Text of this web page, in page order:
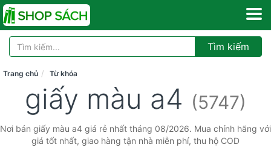
Tìm kiếm
Trang chủ Từ khóa
giấy màu a4 (5747)
Nơi bán giấy màu a4 giá rẻ nhất tháng 08/2026. Mua chính hãng với
giá tốt nhất, giao hàng tận nhà miễn phí, thu hộ COD